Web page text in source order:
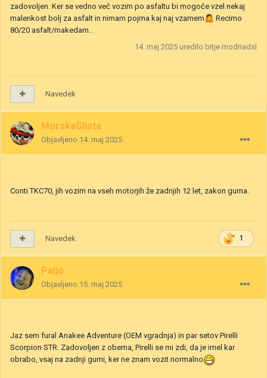
zadovoljen. Ker se vedno več vozim po asfaltu bi mogoče vzel nekaj
malenkost bolj za asfalt in nimam pojma kaj naj vzamem🤷 Recimo
80/20 asfalt/makedam..
14. maj 2025 uredilo bitje modriadsl
Navedek
MorskaGlista
Objavljeno 14. maj 2025
Conti TKC70, jih vozim na vseh motorjih že zadnjih 12 let, zakon guma.
1
Navedek
Paljo
Objavljeno 15. maj 2025
Jaz sem fural Anakee Adventure (OEM vgradnja) in par setov Pirelli
Scorpion STR. Zadovoljen z obema, Pirelli se mi zdi, da je imel kar
obrabo, vsaj na zadnji gumi, ker ne znam vozit normalno